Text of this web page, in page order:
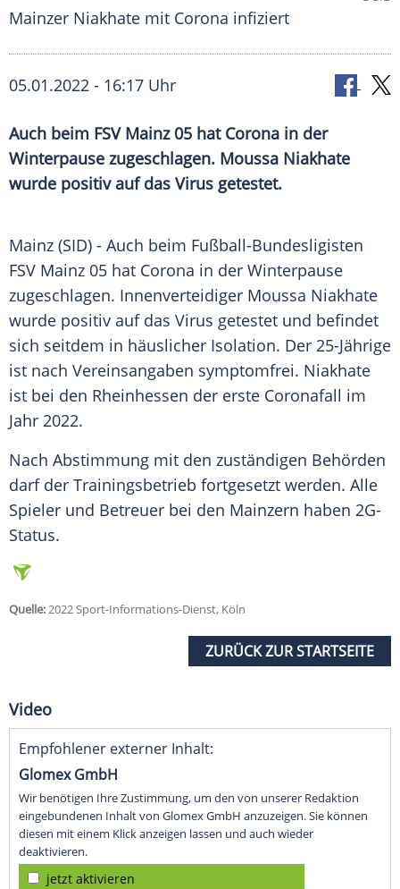
Mainzer Niakhate mit Corona infiziert
05.01.2022 - 16:17 Uhr
Auch beim FSV Mainz 05 hat Corona in der
Winterpause zugeschlagen. Moussa Niakhate
wurde positiv auf das Virus getestet.
Mainz (SID) - Auch beim Fußball-Bundesligisten
FSV Mainz 05 hat Corona in der Winterpause
zugeschlagen. Innenverteidiger Moussa Niakhate
wurde positiv auf das Virus getestet und befindet
sich seitdem in häuslicher Isolation. Der 25-Jährige
ist nach Vereinsangaben symptomfrei. Niakhate
ist bei den Rheinhessen der erste Coronafall im
Jahr 2022.
Nach Abstimmung mit den zuständigen Behörden
darf der Trainingsbetrieb fortgesetzt werden. Alle
Spieler und Betreuer bei den Mainzern haben 2G-
Status.
Quelle:2022 Sport-Informations-Dienst, Köln
ZURÜCK ZUR STARTSEITE
Video
Empfohlener externer Inhalt:
Glomex GmbH
Wir benötigen Ihre Zustimmung, um den von unserer Redaktion
eingebundenen Inhalt von Glomex GmbH anzuzeigen. Sie können
diesen mit einem Klick anzeigen lassen und auch wieder
deaktivieren.
jetzt aktivieren